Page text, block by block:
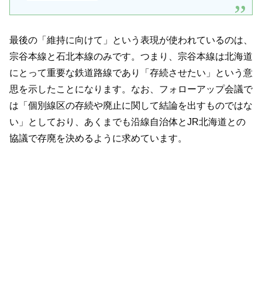
最後の「維持に向けて」という表現が使われているのは、
宗谷本線と石北本線のみです。つまり、宗谷本線は北海道
にとって重要な鉄道路線であり「存続させたい」という意
思を示したことになります。なお、フォローアップ会議で
は「個別線区の存続や廃止に関して結論を出すものではな
い」としており、あくまでも沿線自治体とJR北海道との
協議で存廃を決めるように求めています。